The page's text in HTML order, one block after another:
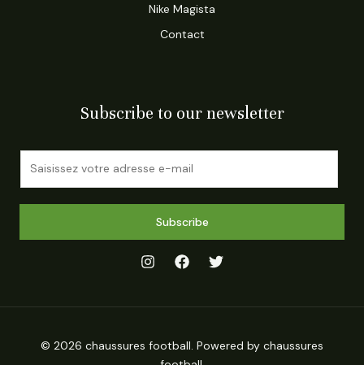
Nike Magista
Contact
Subscribe to our newsletter
Subscribe
© 2026 chaussures football. Powered by chaussures